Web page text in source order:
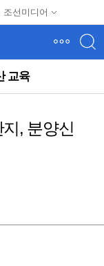
조선미디어
교육
지, 분양신